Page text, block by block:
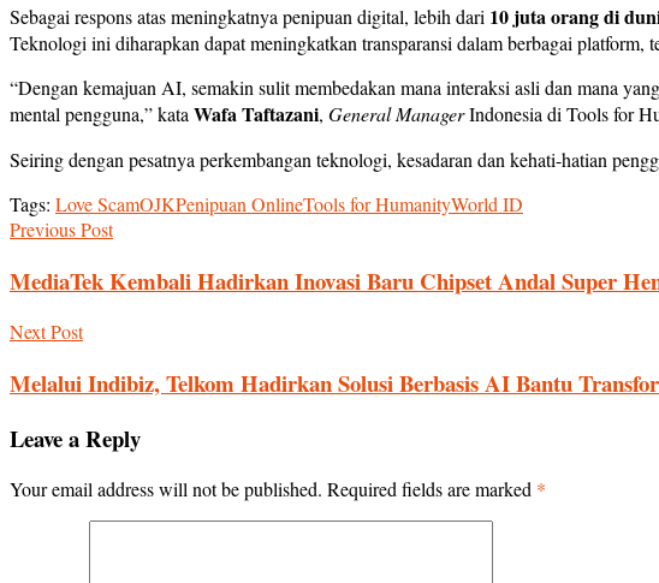
Sebagai respons atas meningkatnya penipuan digital, lebih dari 10 juta orang di
Teknologi ini diharapkan dapat meningkatkan transparansi dalam berbagai platform,
“Dengan kemajuan AI, semakin sulit membedakan mana interaksi asli dan mana
mental pengguna,” kata Wafa Taftazani, General ManagerIndonesia di Tools for
Seiring dengan pesatnya perkembangan teknologi, kesadaran dan kehati-hatian
Tags: Love ScamOJKPenipuan OnlineTools for HumanityWorld ID
Previous Post
MediaTek Kembali Hadirkan Inovasi Baru Chipset Andal Super
Next Post
Melalui Indibiz, Telkom Hadirkan Solusi Berbasis AI Bantu
Leave a Reply
Your email address will not be published. Required fields are marked *